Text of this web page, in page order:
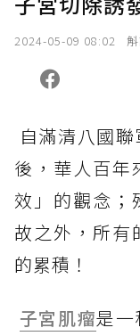
2024-05-09 08:02
自滿清八國
後，華人百年
效」的觀念；
故之外，所有
的累積！
子宮肌瘤是